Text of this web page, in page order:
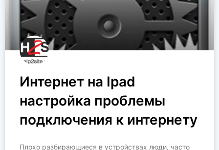
Интернет на Ipad
настройка проблемы
подключения к интернету
Плохо разбирающиеся в устройствах люди, часто